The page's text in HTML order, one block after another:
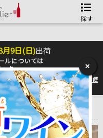
探す
月9日(日)出荷
ルについては
ク
じております。最新情報は佐川急便
さい。
シャンパン＆スパークリング
×